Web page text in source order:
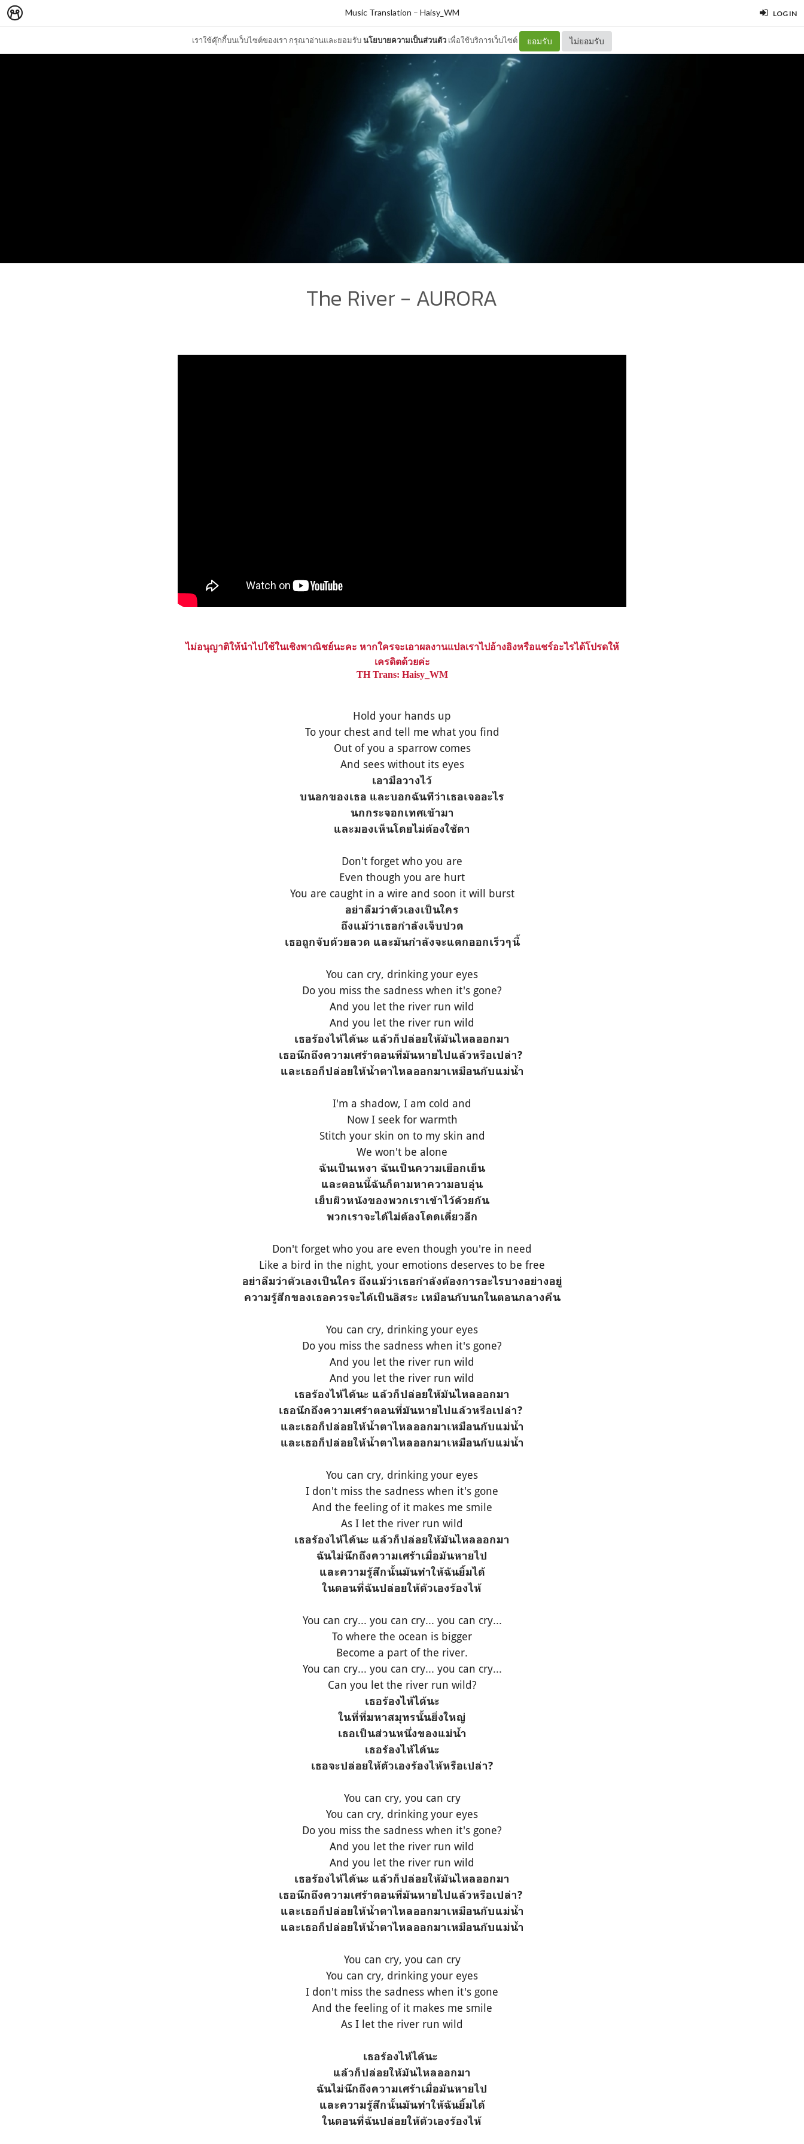
LOG IN
เราใช้คุ๊กกี้บนเว็บไซต์ของเรา กรุณาอ่านและยอมรับนโยบายความเป็นส่วนตัว เพื่อใช้บริการเว็บไซต์ ยอมรับ ไม่ยอมรับ
Music Translation – Haisy_WM
The River - AURORA
ไม่อนุญาติให้นำไปใช้ในเชิงพาณิชย์นะคะ หากใครจะเอาผลงานแปลเราไปอ้างอิงหรือแชร์อะไรได้โปรดให้
เครดิตด้วยค่ะ
TH Trans: Haisy_WM
Hold your hands up
To your chest and tell me what you find
Out of you a sparrow comes
And sees without its eyes
เอามือวางไว้
บนอกของเธอ และบอกฉันทีว่าเธอเจออะไร
นกกระจอกเทศเข้ามา
และมองเห็นโดยไม่ต้องใช้ตา
Don't forget who you are
Even though you are hurt
You are caught in a wire and soon it will burst
อย่าลืมว่าตัวเองเป็นใคร
ถึงแม้ว่าเธอกำลังเจ็บปวด
เธอถูกจับด้วยลวด และมันกำลังจะแตกออกเร็วๆนี้
You can cry, drinking your eyes
Do you miss the sadness when it's gone?
And you let the river run wild
And you let the river run wild
เธอร้องไห้ได้นะ แล้วก็ปล่อยให้มันไหลออกมา
เธอนึกถึงความเศร้าตอนที่มันหายไปแล้วหรือเปล่า?
และเธอก็ปล่อยให้น้ำตาไหลออกมาเหมือนกับแม่น้ำ
I'm a shadow, I am cold and
Now I seek for warmth
Stitch your skin on to my skin and
We won't be alone
ฉันเป็นเหงา ฉันเป็นความเยือกเย็น
และตอนนี้ฉันก็ตามหาความอบอุ่น
เย็บผิวหนังของพวกเราเข้าไว้ด้วยกัน
พวกเราจะได้ไม่ต้องโดดเดี่ยวอีก
Don't forget who you are even though you're in need
Like a bird in the night, your emotions deserves to be free
อย่าลืมว่าตัวเองเป็นใคร ถึงแม้ว่าเธอกำลังต้องการอะไรบางอย่างอยู่
ความรู้สึกของเธอควรจะได้เป็นอิสระ เหมือนกับนกในตอนกลางคืน
You can cry, drinking your eyes
Do you miss the sadness when it's gone?
And you let the river run wild
And you let the river run wild
เธอร้องไห้ได้นะ แล้วก็ปล่อยให้มันไหลออกมา
เธอนึกถึงความเศร้าตอนที่มันหายไปแล้วหรือเปล่า?
และเธอก็ปล่อยให้น้ำตาไหลออกมาเหมือนกับแม่น้ำ
และเธอก็ปล่อยให้น้ำตาไหลออกมาเหมือนกับแม่น้ำ
You can cry, drinking your eyes
I don't miss the sadness when it's gone
And the feeling of it makes me smile
As I let the river run wild
เธอร้องไห้ได้นะ แล้วก็ปล่อยให้มันไหลออกมา
ฉันไม่นึกถึงความเศร้าเมื่อมันหายไป
และความรู้สึกนั้นมันทำให้ฉันยิ้มได้
ในตอนที่ฉันปล่อยให้ตัวเองร้องไห้
You can cry... you can cry... you can cry...
To where the ocean is bigger
Become a part of the river.
You can cry... you can cry... you can cry...
Can you let the river run wild?
เธอร้องไห้ได้นะ
ในที่ที่มหาสมุทรนั้นยิ่งใหญ่
เธอเป็นส่วนหนึ่งของแม่น้ำ
เธอร้องไห้ได้นะ
เธอจะปล่อยให้ตัวเองร้องไห้หรือเปล่า?
You can cry, you can cry
You can cry, drinking your eyes
Do you miss the sadness when it's gone?
And you let the river run wild
And you let the river run wild
เธอร้องไห้ได้นะ แล้วก็ปล่อยให้มันไหลออกมา
เธอนึกถึงความเศร้าตอนที่มันหายไปแล้วหรือเปล่า?
และเธอก็ปล่อยให้น้ำตาไหลออกมาเหมือนกับแม่น้ำ
และเธอก็ปล่อยให้น้ำตาไหลออกมาเหมือนกับแม่น้ำ
You can cry, you can cry
You can cry, drinking your eyes
I don't miss the sadness when it's gone
And the feeling of it makes me smile
As I let the river run wild
เธอร้องไห้ได้นะ
แล้วก็ปล่อยให้มันไหลออกมา
ฉันไม่นึกถึงความเศร้าเมื่อมันหายไป
และความรู้สึกนั้นมันทำให้ฉันยิ้มได้
ในตอนที่ฉันปล่อยให้ตัวเองร้องไห้